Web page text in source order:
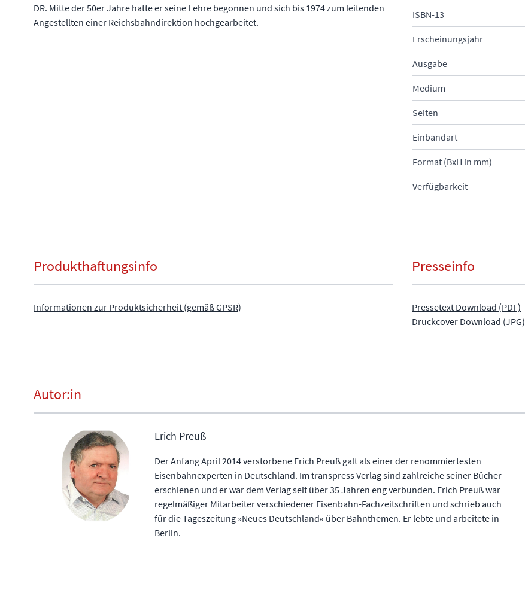
DR. Mitte der 50er Jahre hatte er seine Lehre begonnen und sich bis 1974 zum leitenden
Angestellten einer Reichsbahndirektion hochgearbeitet.
ISBN-13
Erscheinungsjahr
Ausgabe
Medium
Seiten
Einbandart
Format (BxH in mm)
Verfügbarkeit
Produkthaftungsinfo
Informationen zur Produktsicherheit (gemäß GPSR)
Presseinfo
Pressetext Download (PDF)
Druckcover Download (JPG)
Autor:in
Erich Preuß
Der Anfang April 2014 verstorbene Erich Preuß galt als einer der renommiertesten
Eisenbahnexperten in Deutschland. Im transpress Verlag sind zahlreiche seiner Bücher
erschienen und er war dem Verlag seit über 35 Jahren eng verbunden. Erich Preuß war
regelmäßiger Mitarbeiter verschiedener Eisenbahn-Fachzeitschriften und schrieb auch
für die Tageszeitung »Neues Deutschland« über Bahnthemen. Er lebte und arbeitete in
Berlin.